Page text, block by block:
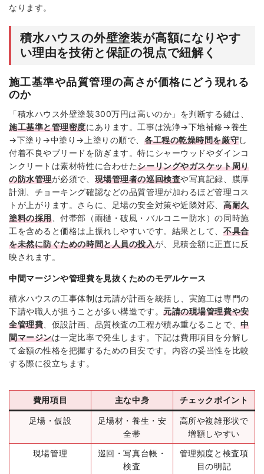
なります。
積水ハウスの外壁塗装が高額になりやす
い理由を技術と保証の視点で紐解く
施工基準や品質管理の高さが価格にどう現れる
のか
「積水ハウス外壁塗装300万円は高いのか」を判断する鍵は、
施工基準と管理密度にあります。工事は洗浄→下地補修→養生
→下塗り→中塗り→上塗りの順で、 各工程の乾燥時間を厳守し
付着不良やブリードを防ぎます。特にシャーウッドやダインコ
ンクリートは素材特性に合わせたシーリングやガスケット周り
の防水管理が必須で、 現場管理者の巡回検査や写真記録、膜厚
計測、チョーキング確認などの品質管理が加わるほど管理コス
トが上がります。さらに、足場の安全対策や近隣対応、 高耐久
塗料の採用、付帯部（雨樋・破風・バルコニー防水）の同時施
工を含めると価格は上振れしやすいです。結果として、 不具合
を未然に防ぐための時間と人員の投入が、見積金額に正直に反
映されます。
中間マージンや管理費を見抜くためのモデルケース
積水ハウスの工事体制は元請が計画を統括し、実施工は専門の
下請や職人が担うことが多い構造です。元請の現場管理費や安
全管理費 、仮設計画、品質検査の工程が積み重なることで、中
間マージンは一定比率で発生します。下記は費用項目を分解し
て金額の性格を把握するための目安です。内容の妥当性を比較
する際に役立ちます。
費用項目 主な中身 チェックポイント
足場・仮設
足場材・養生・安
全帯
高所や複雑形状で
増額しやすい
現場管理
巡回・写真台帳・
検査
管理頻度と検査項
目の明記